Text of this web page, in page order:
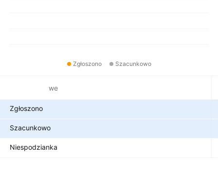
Zgłoszono Szacunkowo
Metryki finansowe
Zgłoszono
Szacunkowo
Niespodzianka